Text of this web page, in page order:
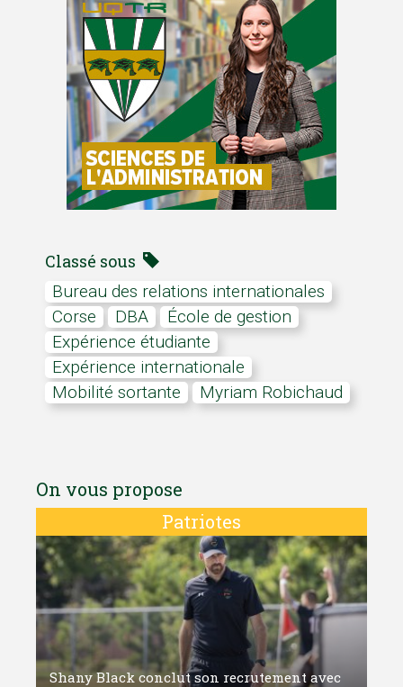
Classé sous
Bureau des relations internationales
Corse
DBA
École de gestion
Expérience étudiante
Expérience internationale
mobilité sortante
Myriam Robichaud
On vous propose
Patriotes
Shany Black conclut son recrutement avec